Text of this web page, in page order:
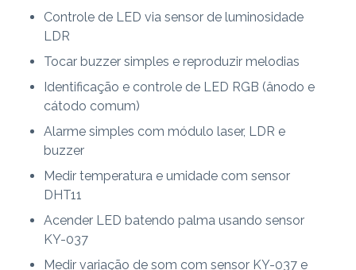
Controle de LED via sensor de luminosidade
LDR
Tocar buzzer simples e reproduzir melodias
Identificação e controle de LED RGB (ânodo e
cátodo comum)
Alarme simples com módulo laser, LDR e
buzzer
Medir temperatura e umidade com sensor
DHT11
Acender LED batendo palma usando sensor
KY-037
Medir variação de som com sensor KY-037 e